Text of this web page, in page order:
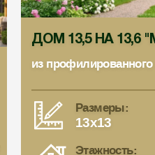
ДОМ 13,5 НА 13,6
из
Размеры:
13x13
Этажность: